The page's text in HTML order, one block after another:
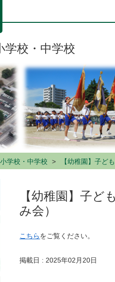
学校・中学校
学校・中学校 【幼稚園】子ど
【幼稚園】子ど
み会）
こちらをご覧ください。
掲載日 : 2025年02月20日